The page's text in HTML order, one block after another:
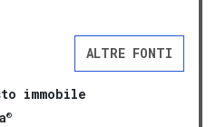
ALTRE FONTI
immobile
®